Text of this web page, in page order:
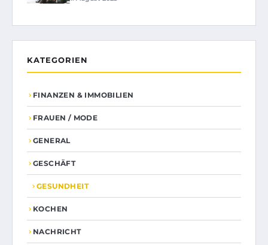
KATEGORIEN
FINANZEN & IMMOBILIEN
FRAUEN / MODE
GENERAL
GESCHÄFT
GESUNDHEIT
KOCHEN
NACHRICHT